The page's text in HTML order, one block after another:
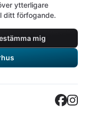
ytterligare
ditt förfogande.
mig